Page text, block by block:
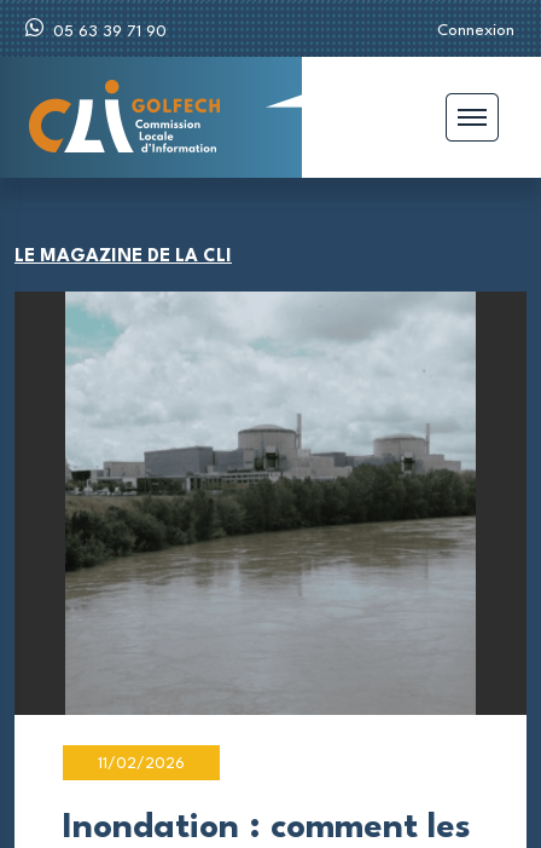
05 63 39 71 90 Connexion
LE MAGAZINE DE LA CLI
11/02/2026
Inondation : comment les